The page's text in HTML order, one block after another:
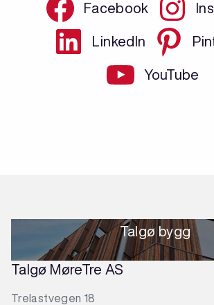
Facebook
LinkedIn
YouTube
Talgø bygg
Talgø MøreTre AS
Trelastvegen 18